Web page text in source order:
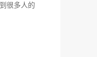
很多人的